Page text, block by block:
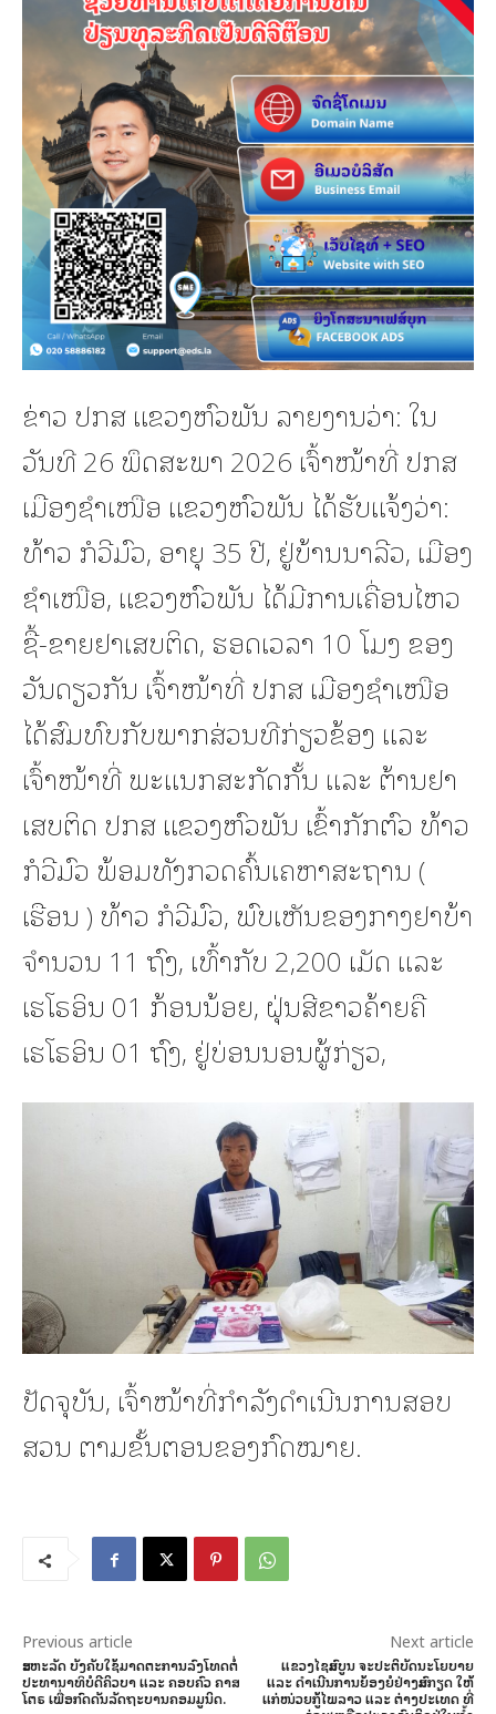
ຂ່າວ ປກສ ແຂວງຫົວພັນ ລາຍງານວ່າ: ໃນ
ວັນທີ 26 ພຶດສະພາ 2026 ເຈົ້າໜ້າທີ່ ປກສ
ເມືອງຊຳເໜືອ ແຂວງຫົວພັນ ໄດ້ຮັບແຈ້ງວ່າ:
ທ້າວ ກໍວີມົວ, ອາຍຸ 35 ປີ, ຢູ່ບ້ານນາລີວ, ເມືອງ
ຊຳເໜືອ, ແຂວງຫົວພັນ ໄດ້ມີການເຄື່ອນໄຫວ
ຊື້-ຂາຍຢາເສບຕິດ, ຮອດເວລາ 10 ໂມງ ຂອງ
ວັນດຽວກັນ ເຈົ້າໜ້າທີ່ ປກສ ເມືອງຊຳເໜືອ
ໄດ້ສົມທົບກັບພາກສ່ວນທີກ່ຽວຂ້ອງ ແລະ
ເຈົ້າໜ້າທີ່ ພະແນກສະກັດກັ້ນ ແລະ ຕ້ານຢາ
ເສບຕິດ ປກສ ແຂວງຫົວພັນ ເຂົ້າກັກຕົວ ທ້າວ
ກໍວີມົວ ພ້ອມທັງກວດຄົ້ນເຄຫາສະຖານ (
ເຮືອນ ) ທ້າວ ກໍວີມົວ, ພົບເຫັນຂອງກາງຢາບ້າ
ຈຳນວນ 11 ຖົງ, ເທົ້າກັບ 2,200 ເມັດ ແລະ
ເຮໂຣອິນ 01 ກ້ອນນ້ອຍ, ຝຸ່ນສີຂາວຄ້າຍຄື
ເຮໂຣອິນ 01 ຖົງ, ຢູ່ບ່ອນນອນຜູ້ກ່ຽວ,
ປັດຈຸບັນ, ເຈົ້າໜ້າທີ່ກຳລັງດຳເນີນການສອບ
ສວນ ຕາມຂັ້ນຕອນຂອງກົດໝາຍ.
Previous article
ສະຫະລັດ ບັງຄັບໃຊ້ມາດຕະການລົງໂທດຕໍ່
ປະທານາທິບໍດີຄິວບາ ແລະ ຄອບຄົວ ຄາສ
ໂຕຣ ເພື່ອກົດດັນລັດຖະບານຄອມມູນິດ.
Next article
ແຂວງໄຊສົມບູນ ຈະປະຕິບັດນະໂຍບາຍ
ແລະ ດຳເນີນການຍ້ອງຍໍຢ່າງສົມກຽດ ໃຫ້
ແກ່ໜ່ວຍກູ້ໄພລາວ ແລະ ຕ່າງປະເທດ ທີ່